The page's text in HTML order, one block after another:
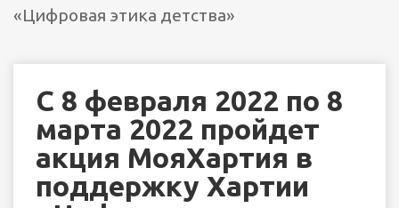
«Цифровая этика детства»
С 8 февраля 2022 по 8
марта 2022 пройдет
акция МояХартия в
поддержку Хартии